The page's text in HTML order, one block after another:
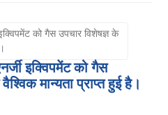
इक्विपमेंट को गैस
मान्यता प्राप्त हुई है।